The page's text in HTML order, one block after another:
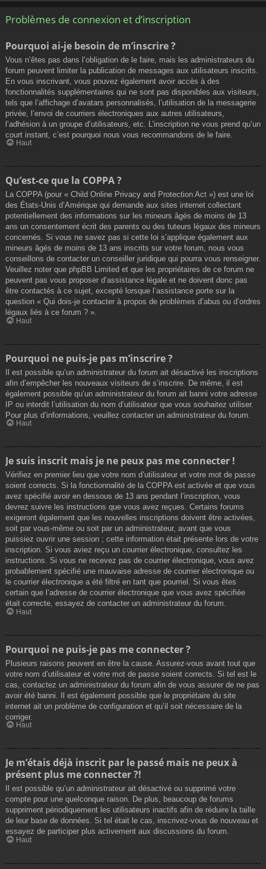
Problèmes de connexion et d’inscription
Pourquoi ai-je besoin de m’inscrire ?
Vous n’êtes pas dans l’obligation de le faire, mais les administrateurs du
forum peuvent limiter la publication de messages aux utilisateurs inscrits.
En vous inscrivant, vous pouvez également avoir accès à des
fonctionnalités supplémentaires qui ne sont pas disponibles aux visiteurs,
tels que l’affichage d’avatars personnalisés, l’utilisation de la messagerie
privée, l’envoi de courriers électroniques aux autres utilisateurs,
l’adhésion à un groupe d’utilisateurs, etc. L’inscription ne vous prend qu’un
court instant, c’est pourquoi nous vous recommandons de le faire.
Haut
Qu’est-ce que la COPPA ?
La COPPA (pour « Child Online Privacy and Protection Act ») est une loi
des États-Unis d’Amérique qui demande aux sites internet collectant
potentiellement des informations sur les mineurs âgés de moins de 13
ans un consentement écrit des parents ou des tuteurs légaux des mineurs
concernés. Si vous ne savez pas si cette loi s’applique également aux
mineurs âgés de moins de 13 ans inscrits sur votre forum, nous vous
conseillons de contacter un conseiller juridique qui pourra vous renseigner.
Veuillez noter que phpBB Limited et que les propriétaires de ce forum ne
peuvent pas vous proposer d’assistance légale et ne doivent donc pas
être contactés à ce sujet, excepté lorsque l’assistance porte sur la
question « Qui dois-je contacter à propos de problèmes d’abus ou d’ordres
légaux liés à ce forum ? ».
Haut
Pourquoi ne puis-je pas m’inscrire ?
Il est possible qu’un administrateur du forum ait désactivé les inscriptions
afin d’empêcher les nouveaux visiteurs de s’inscrire. De même, il est
également possible qu’un administrateur du forum ait banni votre adresse
IP ou interdit l’utilisation du nom d’utilisateur que vous souhaitez utiliser.
Pour plus d’informations, veuillez contacter un administrateur du forum.
Haut
Je suis inscrit mais je ne peux pas me connecter !
Vérifiez en premier lieu que votre nom d’utilisateur et votre mot de passe
soient corrects. Si la fonctionnalité de la COPPA est activée et que vous
avez spécifié avoir en dessous de 13 ans pendant l’inscription, vous
devrez suivre les instructions que vous avez reçues. Certains forums
exigeront également que les nouvelles inscriptions doivent être activées,
soit par vous-même ou soit par un administrateur, avant que vous
puissiez ouvrir une session ; cette information était présente lors de votre
inscription. Si vous aviez reçu un courrier électronique, consultez les
instructions. Si vous ne recevez pas de courrier électronique, vous avez
probablement spécifié une mauvaise adresse de courrier électronique ou
le courrier électronique a été filtré en tant que pourriel. Si vous êtes
certain que l’adresse de courrier électronique que vous avez spécifiée
était correcte, essayez de contacter un administrateur du forum.
Haut
Pourquoi ne puis-je pas me connecter ?
Plusieurs raisons peuvent en être la cause. Assurez-vous avant tout que
votre nom d’utilisateur et votre mot de passe soient corrects. Si tel est le
cas, contactez un administrateur du forum afin de vous assurer de ne pas
avoir été banni. Il est également possible que le propriétaire du site
internet ait un problème de configuration et qu’il soit nécessaire de la
corriger.
Haut
Je m’étais déjà inscrit par le passé mais ne peux à
présent plus me connecter ?!
Il est possible qu’un administrateur ait désactivé ou supprimé votre
compte pour une quelconque raison. De plus, beaucoup de forums
suppriment périodiquement les utilisateurs inactifs afin de réduire la taille
de leur base de données. Si tel était le cas, inscrivez-vous de nouveau et
essayez de participer plus activement aux discussions du forum.
Haut